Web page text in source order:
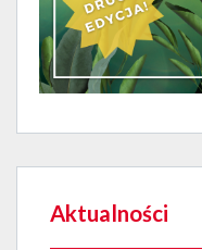
Aktualności